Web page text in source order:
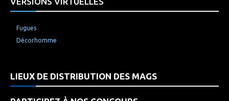
Fugues
Décorhomme
LIEUX DE DISTRIBUTION DES MAGS